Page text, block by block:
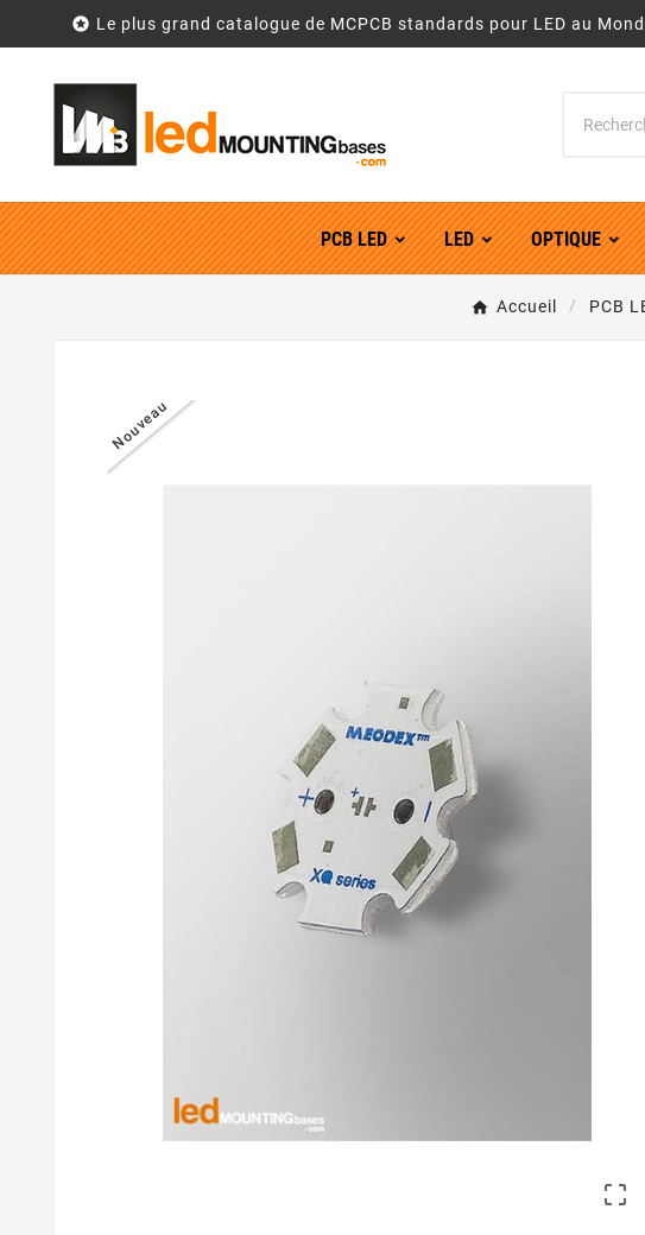
 Le plus grand catalogue de MCPCB standards pour LED au
PCB LED LED OPTIQUE
Accueil PCB
Nouveau
